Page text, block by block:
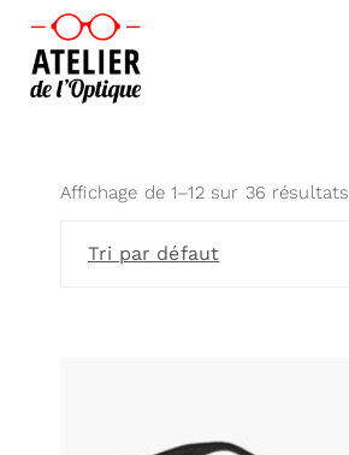
Affichage de 1–12 sur 36 résultats
Tri par défaut